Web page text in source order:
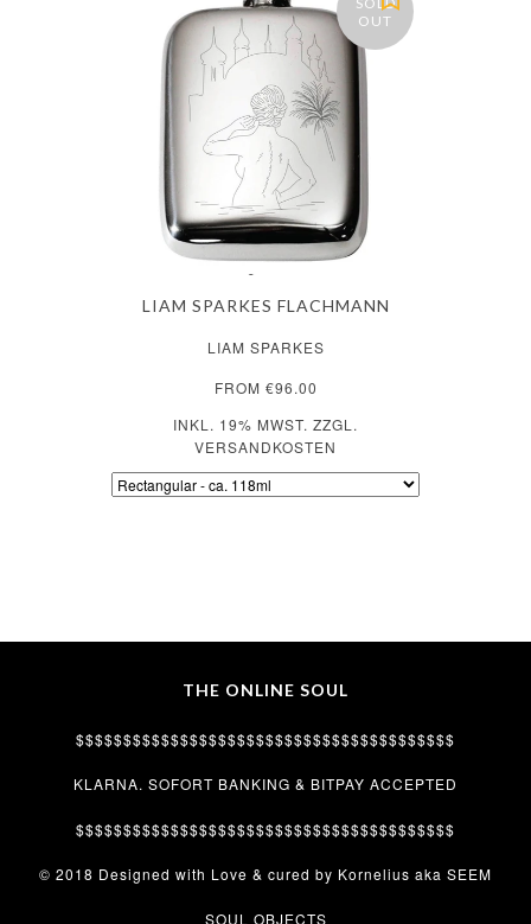
OUT
LIAM SPARKES FLACHMANN
LIAM SPARKES
FROM €96.00
INKL. 19% MWST. ZZGL.
VERSANDKOSTEN
THE ONLINE SOUL
$$$$$$$$$$$$$$$$$$$$$$$$$$$$$$$$$$$$$$$$
KLARNA. SOFORT BANKING & BITPAY ACCEPTED
$$$$$$$$$$$$$$$$$$$$$$$$$$$$$$$$$$$$$$$$
© 2018 Designed with Love & cured by Kornelius aka SEEM
SOUL OBJECTS